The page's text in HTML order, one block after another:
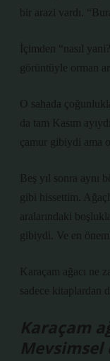
bir arazi vardı.
İçimden “nasıl
görüntüyle orman
O sahada
da tam Kasım
çamur gibiydi ama o
Beş yıl sonra aynı
gibi hissettim.
aralarındaki
gibiydi. Ve en
Karaçam ağacı ne
sadece kitaplardan
Karaçam
Mevsimsel